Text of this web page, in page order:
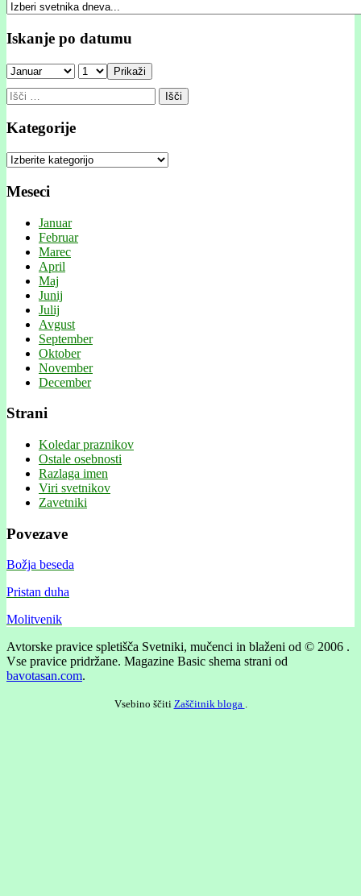
Iskanje po datumu
Prikaži
Išči:
Kategorije
Kategorije
Meseci
Januar
Februar
Marec
April
Maj
Junij
Julij
Avgust
September
Oktober
November
December
Strani
Koledar praznikov
Ostale osebnosti
Razlaga imen
Viri svetnikov
Zavetniki
Povezave
Božja beseda
Pristan duha
Molitvenik
Avtorske pravice spletišča Svetniki, mučenci in blaženi od © 2006 .
Vse pravice pridržane. Magazine Basic shema strani od
bavotasan.com.
Vsebino ščiti Zaščitnik bloga .